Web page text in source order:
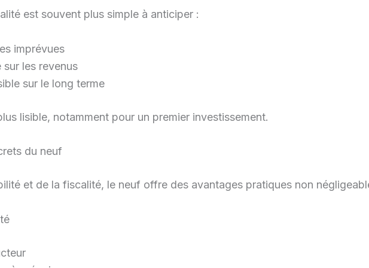
est souvent plus simple à anticiper :
imprévues
sur les revenus
sur le long terme
lisible, notamment pour un premier investissement.
du neuf
et de la fiscalité, le neuf offre des avantages pratiques non